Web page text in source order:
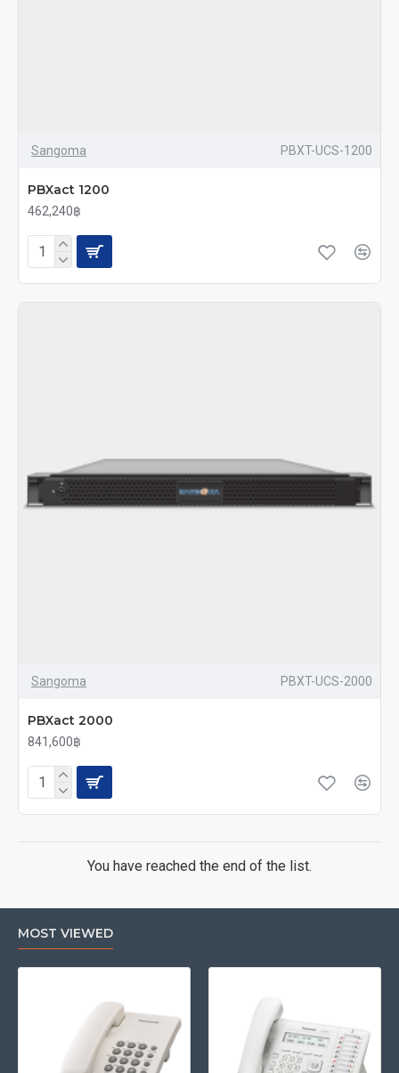
Sangoma PBXT-UCS-1200
PBXact 1200
462,240฿
Sangoma PBXT-UCS-2000
PBXact 2000
841,600฿
You have reached the end of the list.
MOST VIEWED